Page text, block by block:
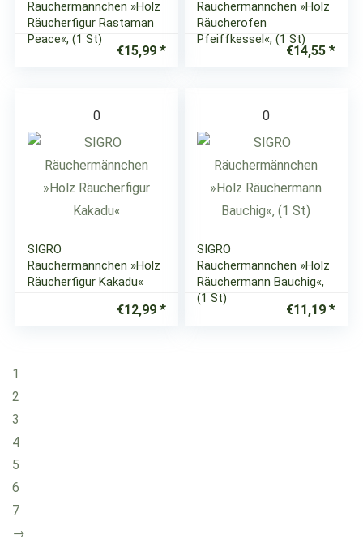
Räuchermännchen »Holz
Räucherfigur Rastaman
Peace«, (1 St)
€15,99
Räuchermännchen »Holz
Räucherofen
Pfeiffkessel«, (1 St)
€14,55
0
SIGRO
Räuchermännchen »Holz
Räucherfigur Kakadu«
€12,99
0
SIGRO
Räuchermännchen »Holz
Räuchermann Bauchig«,
(1 St)
€11,19
1
2
3
4
5
6
7
→